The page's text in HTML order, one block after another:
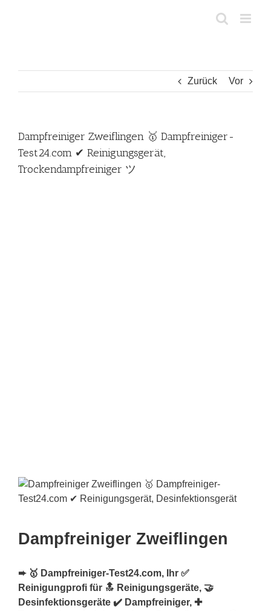
Zurück Vor
Dampfreiniger Zweiflingen 🥇 Dampfreiniger-
Test24.com ✔ Reinigungsgerät,
Trockendampfreiniger ツ
Dampfreiniger Zweiflingen
➨ 🥇 Dampfreiniger-Test24.com, Ihr ✅
Reinigungprofi für 🔝 Reinigungsgeräte, 🤝
Desinfektionsgeräte ✔️ Dampfreiniger, ✚